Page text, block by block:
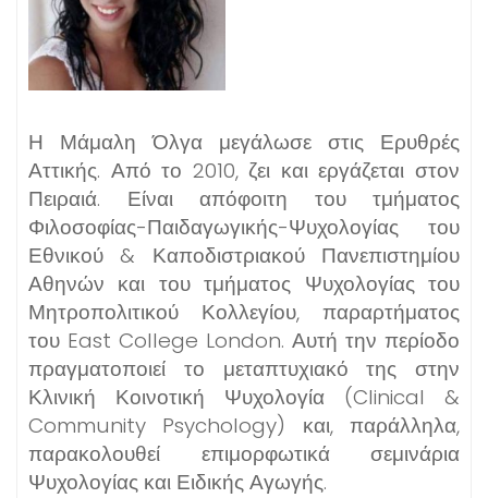
Η Μάμαλη Όλγα μεγάλωσε στις Ερυθρές
Αττικής. Από το 2010, ζει και εργάζεται στον
Πειραιά. Είναι απόφοιτη του τμήματος
Φιλοσοφίας-Παιδαγωγικής-Ψυχολογίας του
Εθνικού & Καποδιστριακού Πανεπιστημίου
Αθηνών και του τμήματος Ψυχολογίας του
Μητροπολιτικού Κολλεγίου, παραρτήματος
του East College London. Αυτή την περίοδο
πραγματοποιεί το μεταπτυχιακό της στην
Κλινική Κοινοτική Ψυχολογία (Clinical &
Community Psychology) και, παράλληλα,
παρακολουθεί επιμορφωτικά σεμινάρια
Ψυχολογίας και Ειδικής Αγωγής.